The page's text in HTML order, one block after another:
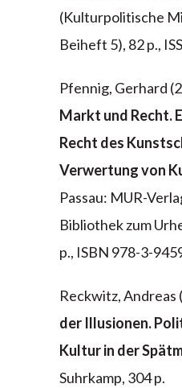
(Kulturpolitische
Beiheft 5), 82 p.,
Pfennig, Gerhard
Markt und Recht.
Recht des
Verwertung von
Passau: MUR-
Bibliothek zum
p., ISBN 978-3-
Reckwitz, Andreas
der Illusionen.
Kultur in der
Suhrkamp, 304 p.